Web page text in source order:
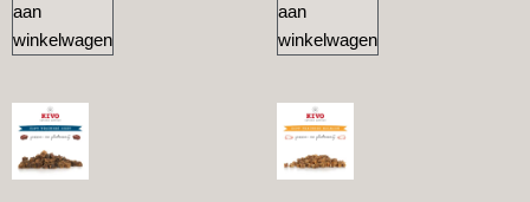
aan
winkelwagen
aan
winkelwagen